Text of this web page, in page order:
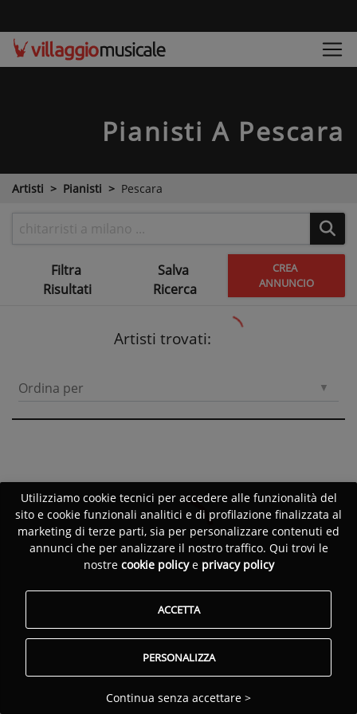
Pianisti A Pescara
Artisti Pianisti Pescara
Filtra
Risultati
Salva
Ricerca
CREA
ANNUNCIO
Artisti trovati:
Ordina per
Utilizziamo cookie tecnici per accedere alle funzionalità del
sito e cookie funzionali analitici e di profilazione finalizzata al
marketing di terze parti, sia per personalizzare contenuti ed
annunci che per analizzare il nostro traffico. Qui trovi le
nostre cookie policye privacy policy
ACCETTA
PERSONALIZZA
Continua senza accettare >